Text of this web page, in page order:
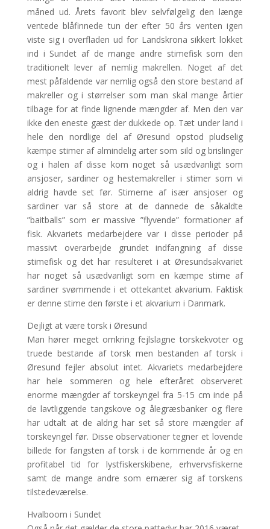
måned ud. Årets favorit blev selvfølgelig den længe
ventede blåfinnede tun der efter 50 års venten igen
viste sig i overfladen ud for Landskrona sikkert lokket
ind i Sundet af de mange andre stimefisk som den
traditionelt lever af nemlig makrellen. Noget af det
mest påfaldende var nemlig også den store bestand af
makreller og i størrelser som man skal mange årtier
tilbage for at finde lignende mængder af. Men den var
ikke den eneste gæst der dukkede op. Tæt under land i
hele den nordlige del af Øresund opstod pludselig
kæmpe stimer af almindelig arter som sild og brislinger
og i halen af disse kom noget så usædvanligt som
ansjoser, sardiner og hestemakreller i stimer som vi
aldrig havde set før. Stimerne af især ansjoser og
sardiner var så store at de dannede de såkaldte
”baitballs” som er massive ”flyvende” formationer af
fisk. Akvariets medarbejdere var i disse perioder på
massivt overarbejde grundet indfangning af disse
stimefisk og det har resulteret i at Øresundsakvariet
har noget så usædvanligt som en kæmpe stime af
sardiner svømmende i et ottekantet akvarium. Faktisk
er denne stime den første i et akvarium i Danmark.
Dejligt at være torsk i Øresund
Man hører meget omkring fejlslagne torskekvoter og
truede bestande af torsk men bestanden af torsk i
Øresund fejler absolut intet. Akvariets medarbejdere
har hele sommeren og hele efteråret observeret
enorme mængder af torskeyngel fra 5-15 cm inde på
de lavtliggende tangskove og ålegræsbanker og flere
har udtalt at de aldrig har set så store mængder af
torskeyngel før. Disse observationer tegner et lovende
billede for fangsten af torsk i de kommende år og en
profitabel tid for lystfiskerskibene, erhvervsfiskerne
samt de mange andre som ernærer sig af torskens
tilstedeværelse.
Hvalboom i Sundet